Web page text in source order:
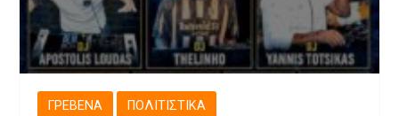
ΓΡΕΒΕΝΆ ΠΟΛΙΤΙΣΤΙΚΆ